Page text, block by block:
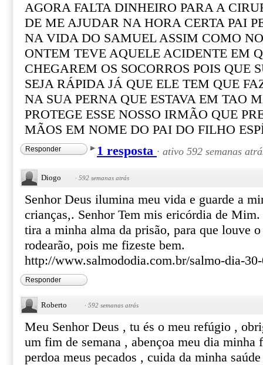
AGORA FALTA DINHEIRO PARA A
DE ME AJUDAR NA HORA CERTA PAI
NA VIDA DO SAMUEL ASSIM COMO
ONTEM TEVE AQUELE ACIDENTE EM
CHEGAREM OS SOCORROS POIS QUE
SEJA RÁPIDA JÁ QUE ELE TEM QUE
NA SUA PERNA QUE ESTAVA EM TAO
PROTEGE ESSE NOSSO IRMÃO QUE
MÃOS EM NOME DO PAI DO FILHO
Responder 1 resposta · ativo 592 semanas
Diogo · 592 semanas atrás
Senhor Deus ilumina meu vida e guarde a
crianças,. Senhor Tem mis ericórdia de Mim.
tira a minha alma da prisão, para que louve
rodearão, pois me fizeste bem.
http://www.salmododia.com.br/salmo-dia-
Responder
Roberto · 592 semanas atrás
Meu Senhor Deus , tu és o meu refúgio ,
um fim de semana , abençoa meu dia minha
perdoa meus pecados , cuida da minha